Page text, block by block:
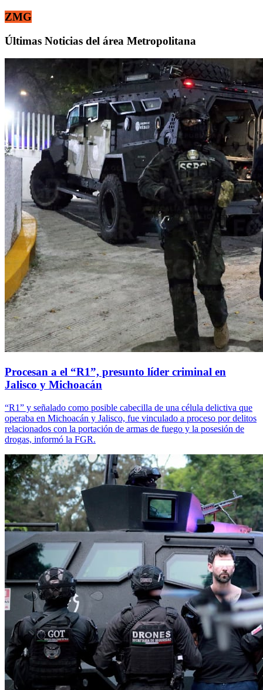
ZMG
Últimas Noticias del área Metropolitana
Procesan a el “R1”, presunto líder criminal en
Jalisco y Michoacán
“R1” y señalado como posible cabecilla de una célula delictiva que
operaba en Michoacán y Jalisco, fue vinculado a proceso por delitos
relacionados con la portación de armas de fuego y la posesión de
drogas, informó la FGR.